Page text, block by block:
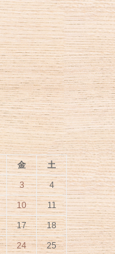
金 土
3 4
10 11
17 18
24 25